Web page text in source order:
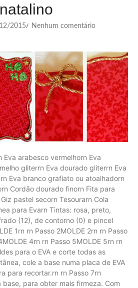
natalino
2015/ Nenhum comentário
Eva arabesco vermelhorn Eva
gliterrn Eva dourado gliterrn Eva
Eva branco grafiato ou atoalhadorn
Cordão dourado finorn Fita para
pastel secorn Tesourarn Cola
para Evarn Tintas: rosa, preto,
(12), de contorno (0) e pincel
1rn rn Passo 2MOLDE 2rn rn Passo
4rn rn Passo 5MOLDE 5rn rn
para o EVA e corte todas as
cole a base numa placa de EVA
para recortar.rn rn Passo 7rn
para obter mais firmeza. Com